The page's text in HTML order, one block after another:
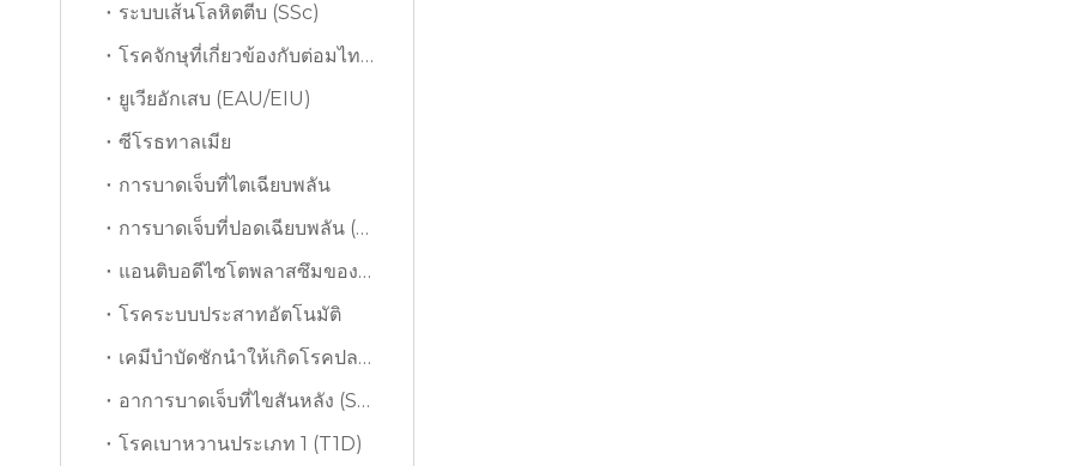
ระบบเส้นโลหิตตีบ (SSc)
โรคจักษุที่เกี่ยวข้องกับต่อมไทรอยด์ (TAO)
ยูเวียอักเสบ (EAU/EIU)
ซีโรธทาลเมีย
การบาดเจ็บที่ไตเฉียบพลัน
การบาดเจ็บที่ปอดเฉียบพลัน (ALI)
แอนติบอดีไซโตพลาสซึมของแอนตินิวโทรฟิล
โรคระบบประสาทอัตโนมัติ
เคมีบำบัดชักนำให้เกิดโรคปลายประสาทอักเสบ (CIPN)
อาการบาดเจ็บที่ไขสันหลัง (SCI)
โรคเบาหวานประเภท 1 (T1D)